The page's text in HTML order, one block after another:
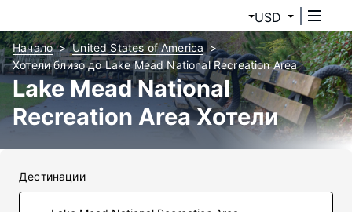
USD
Начало
United States of America
Хотели близо до Lake Mead National Recreation Area
Lake Mead National
Recreation Area Хотели
Дестинации